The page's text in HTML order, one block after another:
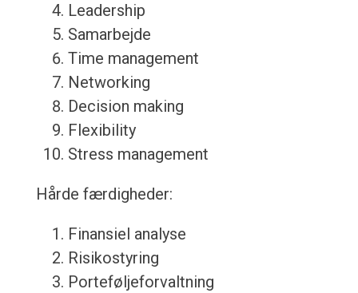
Leadership
Samarbejde
Time management
Networking
Decision making
Flexibility
Stress management
Hårde færdigheder:
Finansiel analyse
Risikostyring
Porteføljeforvaltning